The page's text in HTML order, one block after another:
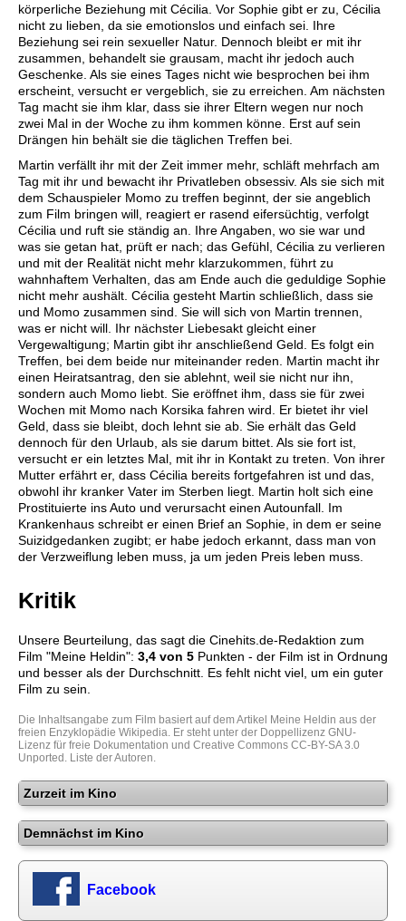
körperliche Beziehung mit Cécilia. Vor Sophie gibt er zu, Cécilia
nicht zu lieben, da sie emotionslos und einfach sei. Ihre
Beziehung sei rein sexueller Natur. Dennoch bleibt er mit ihr
zusammen, behandelt sie grausam, macht ihr jedoch auch
Geschenke. Als sie eines Tages nicht wie besprochen bei ihm
erscheint, versucht er vergeblich, sie zu erreichen. Am nächsten
Tag macht sie ihm klar, dass sie ihrer Eltern wegen nur noch
zwei Mal in der Woche zu ihm kommen könne. Erst auf sein
Drängen hin behält sie die täglichen Treffen bei.
Martin verfällt ihr mit der Zeit immer mehr, schläft mehrfach am
Tag mit ihr und bewacht ihr Privatleben obsessiv. Als sie sich mit
dem Schauspieler Momo zu treffen beginnt, der sie angeblich
zum Film bringen will, reagiert er rasend eifersüchtig, verfolgt
Cécilia und ruft sie ständig an. Ihre Angaben, wo sie war und
was sie getan hat, prüft er nach; das Gefühl, Cécilia zu verlieren
und mit der Realität nicht mehr klarzukommen, führt zu
wahnhaftem Verhalten, das am Ende auch die geduldige Sophie
nicht mehr aushält. Cécilia gesteht Martin schließlich, dass sie
und Momo zusammen sind. Sie will sich von Martin trennen,
was er nicht will. Ihr nächster Liebesakt gleicht einer
Vergewaltigung; Martin gibt ihr anschließend Geld. Es folgt ein
Treffen, bei dem beide nur miteinander reden. Martin macht ihr
einen Heiratsantrag, den sie ablehnt, weil sie nicht nur ihn,
sondern auch Momo liebt. Sie eröffnet ihm, dass sie für zwei
Wochen mit Momo nach Korsika fahren wird. Er bietet ihr viel
Geld, dass sie bleibt, doch lehnt sie ab. Sie erhält das Geld
dennoch für den Urlaub, als sie darum bittet. Als sie fort ist,
versucht er ein letztes Mal, mit ihr in Kontakt zu treten. Von ihrer
Mutter erfährt er, dass Cécilia bereits fortgefahren ist und das,
obwohl ihr kranker Vater im Sterben liegt. Martin holt sich eine
Prostituierte ins Auto und verursacht einen Autounfall. Im
Krankenhaus schreibt er einen Brief an Sophie, in dem er seine
Suizidgedanken zugibt; er habe jedoch erkannt, dass man von
der Verzweiflung leben muss, ja um jeden Preis leben muss.
Kritik
Unsere Beurteilung, das sagt die Cinehits.de-Redaktion zum
Film "Meine Heldin": 3,4 von 5 Punkten - der Film ist in Ordnung
und besser als der Durchschnitt. Es fehlt nicht viel, um ein guter
Film zu sein.
Die Inhaltsangabe zum Film basiert auf dem Artikel Meine Heldin aus der
freien Enzyklopädie Wikipedia. Er steht unter der Doppellizenz GNU-
Lizenz für freie Dokumentation und Creative Commons CC-BY-SA 3.0
Unported . Liste der Autoren.
Zurzeit im Kino
Demnächst im Kino
Facebook